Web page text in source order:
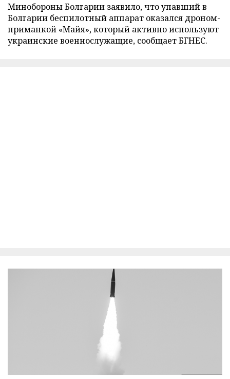
Минобороны Болгарии заявило, что упавший в
Болгарии беспилотный аппарат оказался дроном-
приманкой «Майя», который активно используют
украинские военнослужащие, сообщает БГНЕС.